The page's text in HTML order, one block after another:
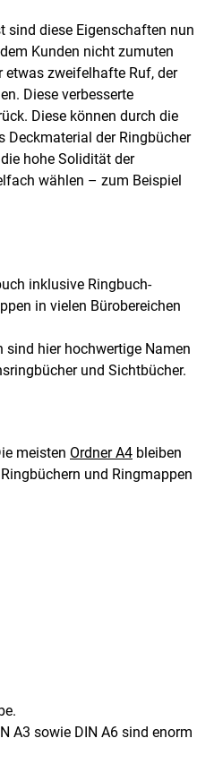
sind diese Eigenschaften nun
Kunden nicht zumuten
etwas zweifelhafte Ruf, der
Diese verbesserte
Diese können durch die
Deckmaterial der Ringbücher
hohe Solidität der
wählen – zum Beispiel
inklusive Ringbuch-
in vielen Bürobereichen
sind hier hochwertige Namen
und Sichtbücher.
meisten Ordner A4 bleiben
und Ringmappen
A3 sowie DIN A6 sind enorm